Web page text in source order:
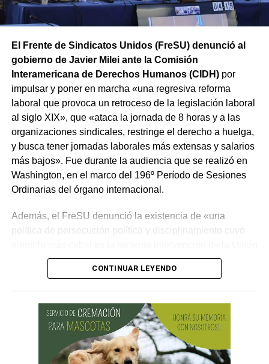
El Frente de Sindicatos Unidos (FreSU) denunció al
gobierno de Javier Milei ante la Comisión
Interamericana de Derechos Humanos (CIDH)por
impulsar y poner en marcha «una regresiva reforma
laboral que provoca un retroceso de la legislación laboral
al siglo XIX», que «ataca la jornada de 8 horas y a las
organizaciones sindicales, restringe el derecho a huelga,
y busca tener jornadas laborales más extensas y salarios
más bajos». Fue durante la audiencia que se realizó en
Washington, en el marco del 196º Período de Sesiones
Ordinarias del órgano internacional.
Además, el FreSU denunció la existencia de «una
política de persecución política y disciplinamiento cuyo
Obrera Metalúrgica (UOM) y la persecución mediática,
gremial, jurídica y personal» desplegada por funcionarios
(APLA), Pablo Biró.
«El espíritu de esta reforma es beneficiar sólo a los
empresarios y aumentar sus márgenes de rentabilidad a
partir de una mayor explotación. Jornadas más extensas
CONTINUAR LEYENDO